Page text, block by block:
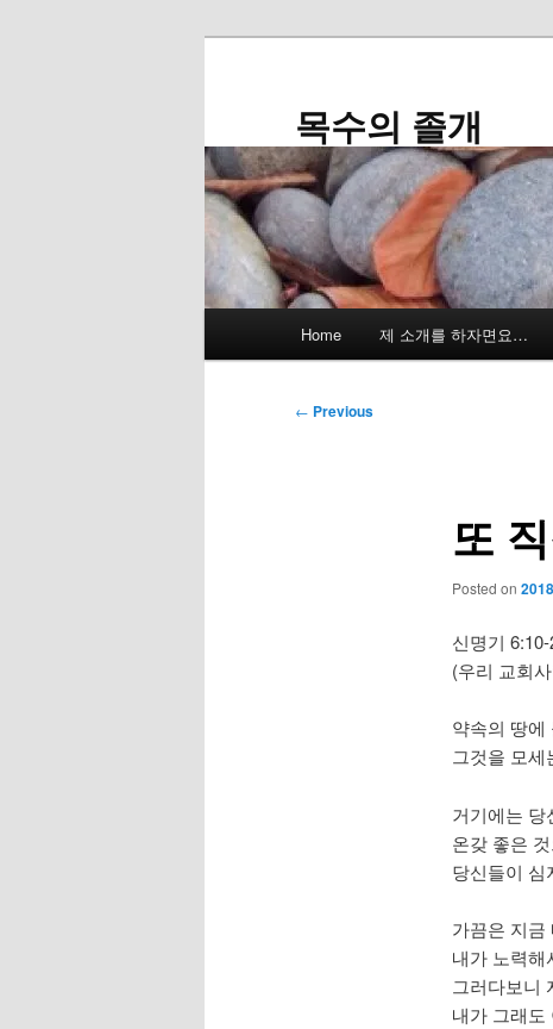
목수의 졸개
Home 제 소개를 하자면요…
Post
← Previous
또
Posted on
신명기
(우리 교회
약속의 땅에
그것을 모세
거기에는 당
온갖 좋은
당신들이 심
가끔은 지금
내가 노력해
그러다보니
내가 그래도